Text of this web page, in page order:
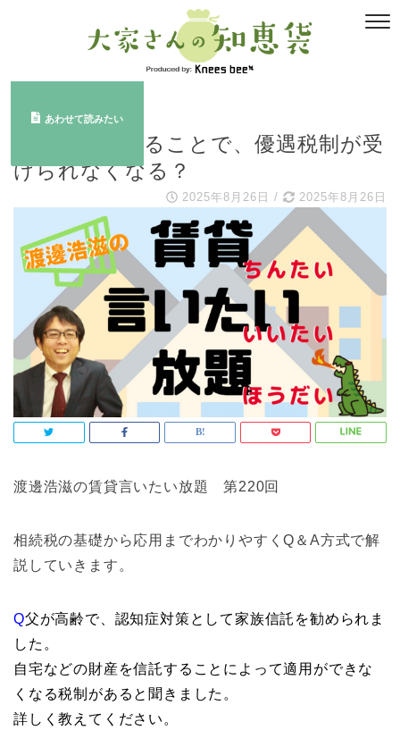
ブログ
家族信託をすることで、優遇税制が受
けられなくなる？
2025年8月26日 / 2025年8月26日
渡邊浩滋の賃貸言いたい放題 第220回
相続税の基礎から応用までわかりやすくQ＆A方式で解
説していきます。
Q父が高齢で、認知症対策として家族信託を勧められま
した。
自宅などの財産を信託することによって適用ができな
くなる税制があると聞きました。
詳しく教えてください。
あわせて読みたい